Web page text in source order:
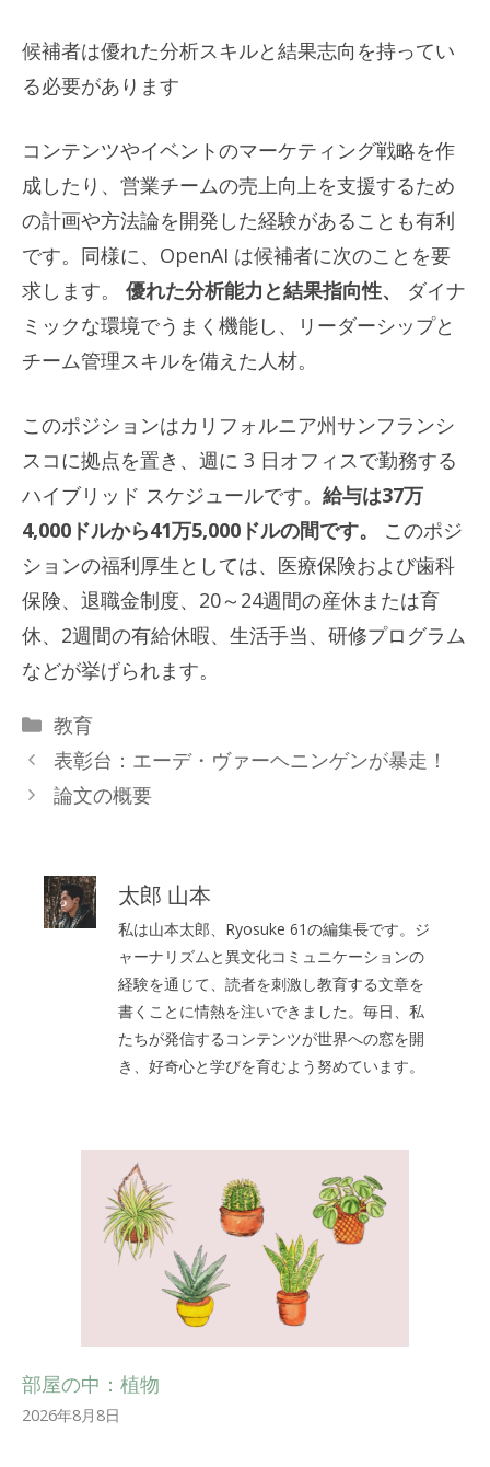
候補者は優れた分析スキルと結果志向を持ってい
る必要があります
コンテンツやイベントのマーケティング戦略を作
成したり、営業チームの売上向上を支援するため
の計画や方法論を開発した経験があることも有利
です。同様に、OpenAI は候補者に次のことを要
求します。
優れた分析能力と結果指向性、 ダイナ
ミックな環境でうまく機能し、リーダーシップと
チーム管理スキルを備えた人材。
このポジションはカリフォルニア州サンフランシ
スコに拠点を置き、週に 3 日オフィスで勤務する
ハイブリッド スケジュールです。 給与は37万
4,000ドルから41万5,000ドルの間です。
このポジ
ションの福利厚生としては、医療保険および歯科
保険、退職金制度、20～24週間の産休または育
休、2週間の有給休暇、生活手当、研修プログラム
などが挙げられます。
カ
テ
リ
教育
表彰台：エーデ・ヴァーヘニンゲンが暴走！
論文の概要
太郎 山本
私は山本太郎、Ryosuke 61の編集長です。ジ
ャーナリズムと異文化コミュニケーションの
経験を通じて、読者を刺激し教育する文章を
書くことに情熱を注いできました。毎日、私
たちが発信するコンテンツが世界への窓を開
き、好奇心と学びを育むよう努めています。
部屋の中：植物
2026年8月8日